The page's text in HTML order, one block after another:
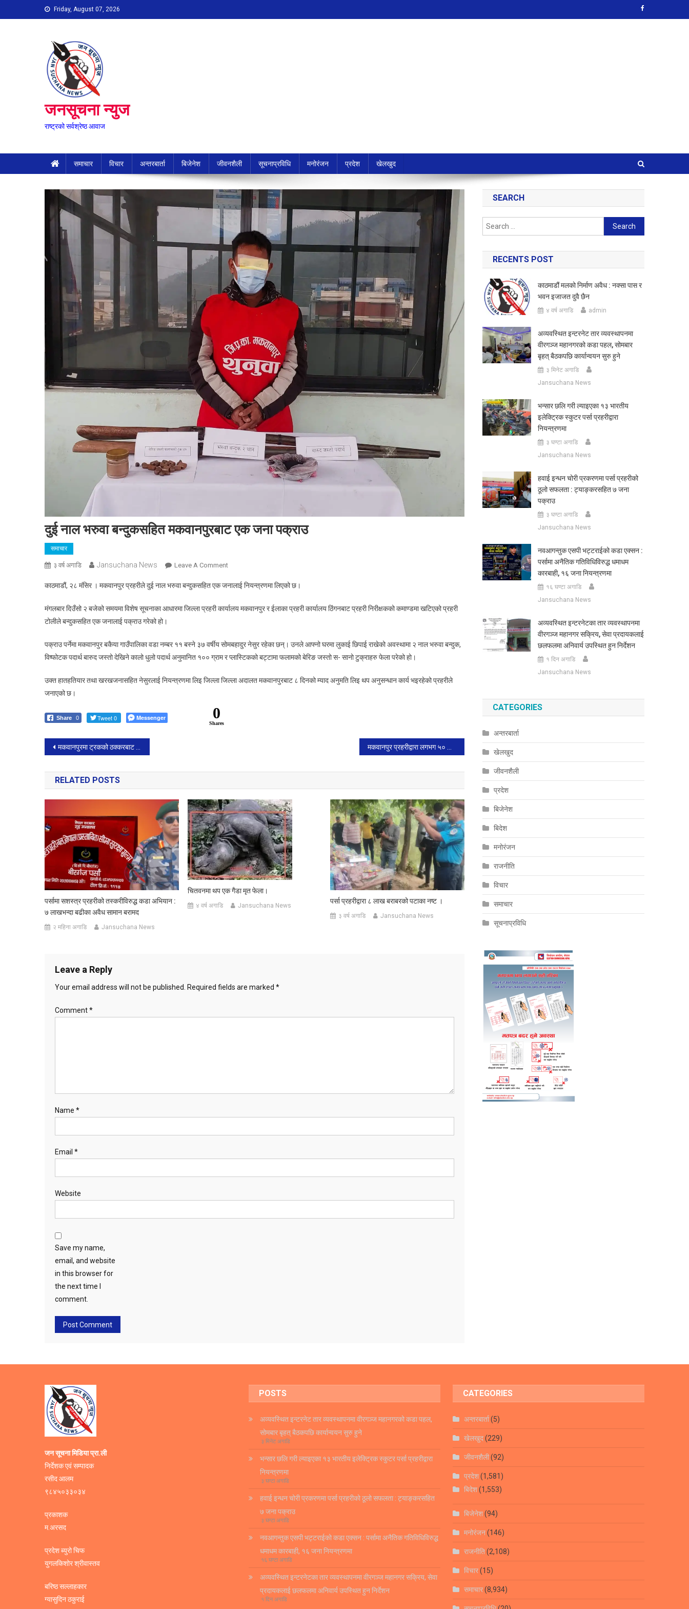
to
Friday, August 07, 2026
जनसूचना न्युज
राष्ट्रको सर्वश्रेष्ठ आवाज
समाचार विचार अन्तरबार्ता बिजेनेश जीवनशैली सूचनाप्रविधि मनोरंजन प्रदेश खेलखुद
दुई नाल भरुवा बन्दुकसहित मकवानपुरबाट एक जना पक्राउ
समाचार
३ वर्ष अगाडि Jansuchana News Leave A CommentOn
नाल
बन्दुकसहित
जना
पक्राउ
काठमाडौं, २८ मंसिर । मकवानपुर प्रहरीले दुई नाल भरुवा बन्दुकसहित एक जनालाई नियन्त्रणमा लिएको छ।
मंगलबार दिउँसो २ बजेको समयमा विशेष सूचनाका आधारमा जिल्ला प्रहरी कार्यालय मकवानपुर र ईलाका प्रहरी कार्यालय ठिंगनबाट प्रहरी निरीक्षकको कमाण्डमा खटिएको प्रहरी
टोलीले बन्दुकसहित एक जनालाई पक्राउ गरेको हो।
पक्राउ पर्नेमा मकवानपुर बकैया गाउँपालिका वडा नम्बर ११ बस्ने ३७ वर्षीय सोमबहादुर नेसुर रहेका छन्। उनले आफ्नो घरमा लुकाई छिपाई राखेको अवस्थामा २ नाल भरुवा बन्दुक,
विष्फोटक पदार्थ बारुद जस्तो देखिने कालो धुलो पदार्थ अनुमानित १०० ग्राम र प्लास्टिकको बट्टामा फलामको बेरिङ जस्तो स- सानो टुक्राहरु फेला परेको हो।
उक्त हातहतियार तथा खरखजनासहित नेसुरलाई नियन्त्रणमा लिइ जिल्ला जिल्ला अदालत मकवानपुरबाट ८ दिनको म्याद अनुमति लिइ थप अनुसन्धान कार्य भइरहेको प्रहरीले
जनाएको छ।
Share 0 Tweet 0 Messenger 0
Shares
Post
navigation
मकवानपुरमा ट्रकको ठक्करबाट बालकको मृत्यु
RELATED POSTS
पर्सामा सशस्त्र प्रहरीको तस्करीविरुद्ध कडा अभियान :
७ लाखभन्दा बढीका अवैध सामान बरामद
२ महिना अगाडि Jansuchana News
चितवनमा थप एक गैडा मृत फेला।
४ वर्ष अगाडि Jansuchana News
पर्सा प्रहरीद्वारा ८ लाख बराबरको पटाका नष्ट ।
३ वर्ष अगाडि Jansuchana News
Leave a Reply
Your email address will not be published. Required fields are marked *
Comment*
Name *
Email *
Website
Save my name,
email, and website
in this browser for
the next time I
comment.
SEARCH
Search
for:
RECENTS POST
काठमाडौं मलको निर्माण अवैध : नक्सा पास र
भवन इजाजत दुवै छैन
४ वर्ष अगाडि admin
अव्यवस्थित इन्टरनेट तार व्यवस्थापनमा
वीरगञ्ज महानगरको कडा पहल, सोमबार
बृहत् बैठकपछि कार्यान्वयन सुरु हुने
३ मिनेट अगाडि
Jansuchana News
भन्सार छलि गरी ल्याइएका १३ भारतीय
इलेक्ट्रिक स्कुटर पर्सा प्रहरीद्वारा
नियन्त्रणमा
३ घण्टा अगाडि
Jansuchana News
हवाई इन्धन चोरी प्रकरणमा पर्सा प्रहरीको
ठूलो सफलता : ट्याङ्करसहित ७ जना
पक्राउ
३ घण्टा अगाडि
Jansuchana News
नवआगन्तुक एसपी भट्टराईको कडा एक्सन :
पर्सामा अनैतिक गतिविधिविरुद्ध धमाधम
कारबाही, १६ जना नियन्त्रणमा
१६ घण्टा अगाडि
Jansuchana News
अव्यवस्थित इन्टरनेटका तार व्यवस्थापनमा
वीरगञ्ज महानगर सक्रिय, सेवा प्रदायकलाई
छलफलमा अनिवार्य उपस्थित हुन निर्देशन
१ दिन अगाडि
Jansuchana News
CATEGORIES
अन्तरबार्ता
खेलखुद
जीवनशैली
प्रदेश
बिजेनेश
बिदेश
मनोरंजन
राजनीति
विचार
समाचार
सूचनाप्रविधि
जन सूचना मिडिया प्रा.ली
निर्देशक एवं सम्पादक
रसीद आलम
९८४५०३३०३४
प्रकाशक
म.अरसद
प्रदेश ब्युरो चिफ
युगलकिशोर श्रीवास्तव
बरिष्ठ सल्लाहकार
ग्यासुदिन ठकुराई
POSTS
अव्यवस्थित इन्टरनेट तार व्यवस्थापनमा वीरगञ्ज महानगरको कडा पहल,
सोमबार बृहत् बैठकपछि कार्यान्वयन सुरु हुने
३ मिनेट अगाडि
भन्सार छलि गरी ल्याइएका १३ भारतीय इलेक्ट्रिक स्कुटर पर्सा प्रहरीद्वारा
नियन्त्रणमा
३ घण्टा अगाडि
हवाई इन्धन चोरी प्रकरणमा पर्सा प्रहरीको ठूलो सफलता : ट्याङ्करसहित
७ जना पक्राउ
३ घण्टा अगाडि
नवआगन्तुक एसपी भट्टराईको कडा एक्सन : पर्सामा अनैतिक गतिविधिविरुद्ध
धमाधम कारबाही, १६ जना नियन्त्रणमा
१६ घण्टा अगाडि
अव्यवस्थित इन्टरनेटका तार व्यवस्थापनमा वीरगञ्ज महानगर सक्रिय, सेवा
प्रदायकलाई छलफलमा अनिवार्य उपस्थित हुन निर्देशन
१ दिन अगाडि
CATEGORIES
अन्तरबार्ता(5)
खेलखुद(229)
जीवनशैली(92)
प्रदेश(1,581)
बिदेश(1,553)
बिजेनेश(94)
मनोरंजन(146)
राजनीति(2,108)
विचार(15)
समाचार(8,934)